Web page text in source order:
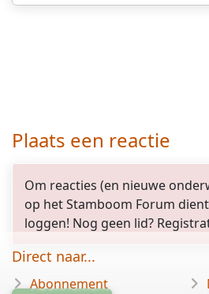
Plaats een reactie
Om reacties (en nieuwe
op het Stamboom Forum
loggen! Nog geen lid?
Direct naar...
Abonnement